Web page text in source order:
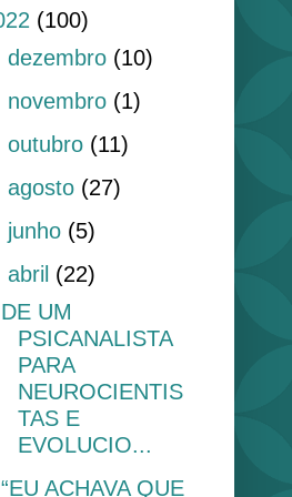
(100)
dezembro (10)
novembro (1)
outubro (11)
agosto (27)
junho (5)
abril (22)
DE UM
PSICANALISTA
PARA
NEUROCIENTIS
TAS E
EVOLUCIO...
“EU ACHAVA QUE